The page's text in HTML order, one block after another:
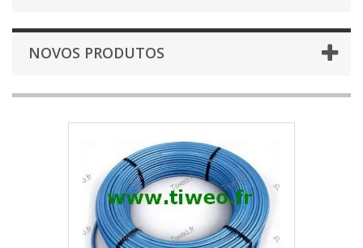
NOVOS PRODUTOS